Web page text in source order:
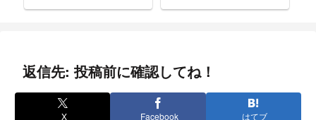
返信先: 投稿前に確認してね！
X Facebook はてブ